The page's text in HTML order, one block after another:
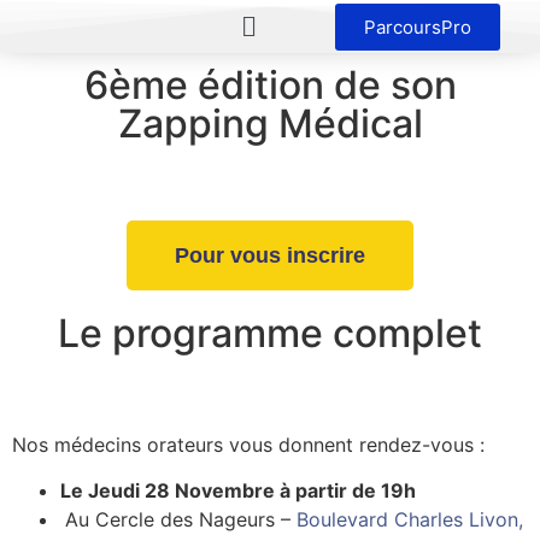
ParcoursPro
6ème édition de son
Zapping Médical
Pour vous inscrire
Le programme complet
Nos médecins orateurs vous donnent rendez-vous :
Le Jeudi 28 Novembre à partir de 19h
Au Cercle des Nageurs – Boulevard Charles Livon,